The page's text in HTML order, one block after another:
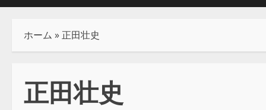
ホーム » 正田壮史
正田壮史